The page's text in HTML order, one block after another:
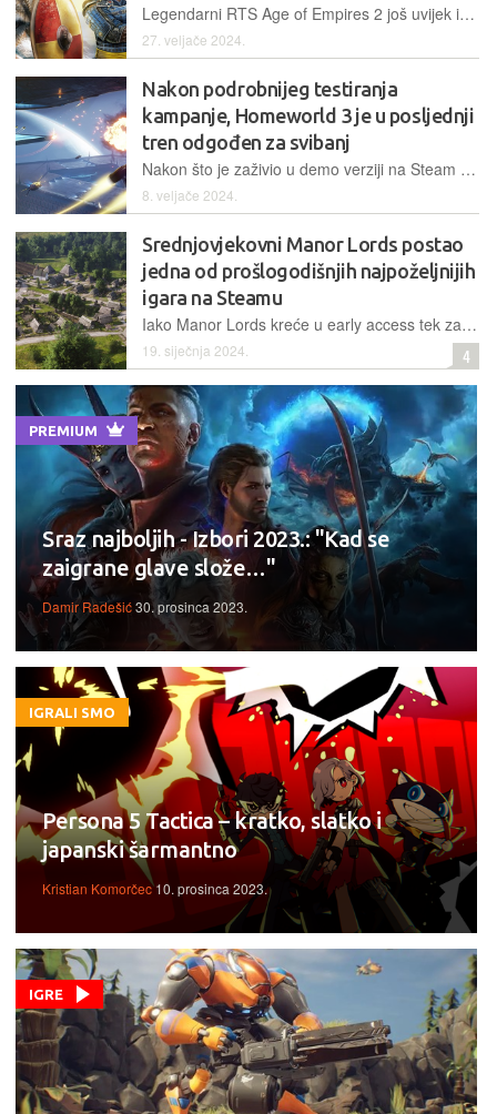
Legendarni RTS Age of Empires 2 još uvijek ima svoju publiku kojoj za dva tjedna stiže DLC Victors and Vanquished s čak 19 scenarija prema povijesnim predlošcima
27. veljače 2024.
Nakon podrobnijeg testiranja
kampanje, Homeworld 3 je u posljednji
tren odgođen za svibanj
Nakon što je zaživio u demo verziji na Steam Next Festu, bili smo uvjereni da je 8. ožujak zacementirani datum izlaska Homeworlda 3, no jučer popodne su naša uvjerenja naglo potonula
8. veljače 2024.
Srednjovjekovni Manor Lords postao
jedna od prošlogodišnjih najpoželjnijih
igara na Steamu
Iako Manor Lords kreće u early access tek za tri mjeseca, prošle ga je godine na listu želja stavilo preko dva milijuna igrača
19. siječnja 2024. 4
PREMIUM
Sraz najboljih - Izbori 2023.: "Kad se
zaigrane glave slože…"
Damir Radešić30. prosinca 2023.
IGRALI SMO
Persona 5 Tactica – kratko, slatko i
japanski šarmantno
Kristian Komorčec 10. prosinca 2023.
IGRE